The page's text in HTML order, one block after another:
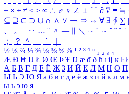
± × ÷ ≠ ≤ ≥ ∞ ∴ ♂ ♀ ∠ ⊥ ⌒ ∂ ∇ ≡ ≒
⊆ ⊇ ⊂ ⊃ ∪ ∩ ∧ ∨ ￢ ⇒ ⇔ ∀ ∃ ∮ ∑
、
。 · ‥ … ¨ 〃 ― ＼ ∼ ´ ～ ˇ ˘ ˝ ˚ ˙
；
？ ＾ ｀
½ ⅓ ⅔ ¼ ¾ ⅛ ⅜ ⅝ ⅞ ¹ ² ³ ⁴ ⁿ ₁ ₂ ₃ ₄
Æ Ð Ħ Ĳ Ł Ø Œ Þ Ŧ Ŋ æ đ ð ħ ı ĳ ĸ ŀ ł
А Б В Г Д Е Ё Ж З И Й К Л М Н О П
Ы Ь Э Ю Я а б в г д е ё ж з и й к л м
ы ь э ю я